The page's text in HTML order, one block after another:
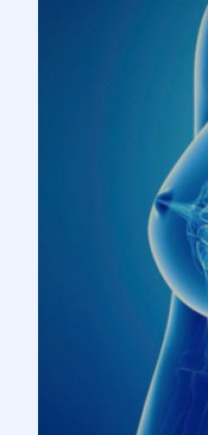
терапия
к